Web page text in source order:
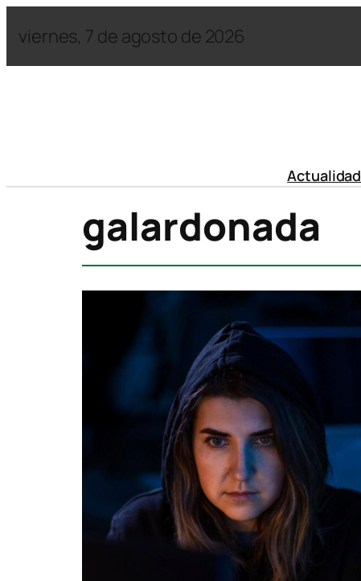
viernes, 7 de agosto de 2026
Actualidad
galardonada